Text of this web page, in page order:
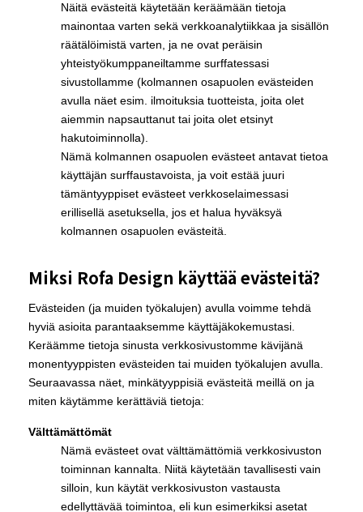
Näitä evästeitä käytetään keräämään tietoja
mainontaa varten sekä verkkoanalytiikkaa ja sisällön
räätälöimistä varten, ja ne ovat peräisin
yhteistyökumppaneiltamme surffatessasi
sivustollamme (kolmannen osapuolen evästeiden
avulla näet esim. ilmoituksia tuotteista, joita olet
aiemmin napsauttanut tai joita olet etsinyt
hakutoiminnolla).
Nämä kolmannen osapuolen evästeet antavat tietoa
käyttäjän surffaustavoista, ja voit estää juuri
tämäntyyppiset evästeet verkkoselaimessasi
erillisellä asetuksella, jos et halua hyväksyä
kolmannen osapuolen evästeitä.
Miksi Rofa Design käyttää evästeitä?
Evästeiden (ja muiden työkalujen) avulla voimme tehdä
hyviä asioita parantaaksemme käyttäjäkokemustasi.
Keräämme tietoja sinusta verkkosivustomme kävijänä
monentyyppisten evästeiden tai muiden työkalujen avulla.
Seuraavassa näet, minkätyyppisiä evästeitä meillä on ja
miten käytämme kerättäviä tietoja:
Välttämättömät
Nämä evästeet ovat välttämättömiä verkkosivuston
toiminnan kannalta. Niitä käytetään tavallisesti vain
silloin, kun käytät verkkosivuston vastausta
edellyttävää toimintoa, eli kun esimerkiksi asetat